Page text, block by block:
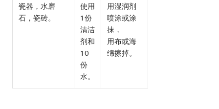
瓷器，水磨
石，瓷砖。
使用
1份
清洁
剂和
10
份
水。
用湿润剂
喷涂或涂
抹，
用布或海
绵擦掉。